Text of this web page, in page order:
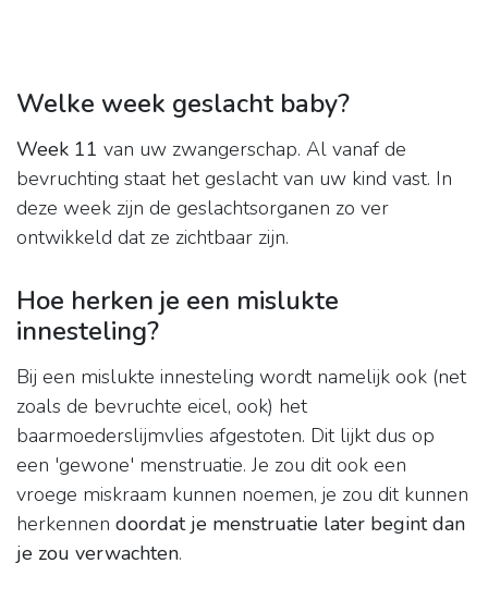
Welke week geslacht baby?
Week 11 van uw zwangerschap. Al vanaf de
bevruchting staat het geslacht van uw kind vast. In
deze week zijn de geslachtsorganen zo ver
ontwikkeld dat ze zichtbaar zijn.
Hoe herken je een mislukte
innesteling?
Bij een mislukte innesteling wordt namelijk ook (net
zoals de bevruchte eicel, ook) het
baarmoederslijmvlies afgestoten. Dit lijkt dus op
een 'gewone' menstruatie. Je zou dit ook een
vroege miskraam kunnen noemen, je zou dit kunnen
herkennen doordat je menstruatie later begint dan
je zou verwachten.